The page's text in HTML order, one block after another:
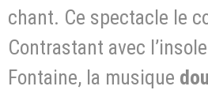
chant. Ce spectacle le
Contrastant avec
Fontaine, la musique